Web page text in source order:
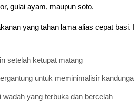
gulai ayam, maupun soto.
yang tahan lama alias cepat
setelah ketupat matang
untuk meminimalisir
wadah yang terbuka dan bercelah